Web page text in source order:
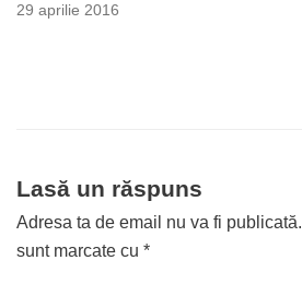
29 aprilie 2016
Lasă un răspuns
Adresa ta de email nu va fi publicată.
sunt marcate cu *